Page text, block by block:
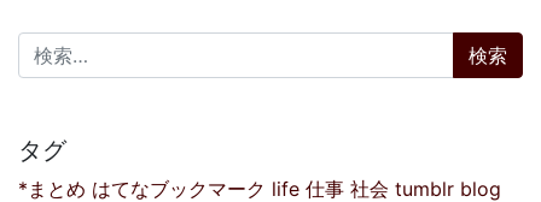
検索:
タグ
*まとめ はてなブックマーク life 仕事 社会 tumblr blog